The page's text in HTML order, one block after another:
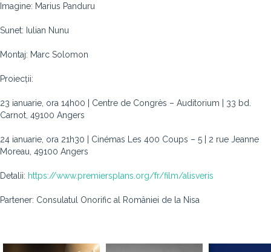
Imagine: Marius Panduru
Sunet: Iulian Nunu
Montaj: Marc Solomon
Proiecții:
23 ianuarie, ora 14h00 | Centre de Congrès – Auditorium | 33 bd.
Carnot, 49100 Angers
24 ianuarie, ora 21h30 | Cinémas Les 400 Coups – 5 | 2 rue Jeanne
Moreau, 49100 Angers
Detalii: https://www.premiersplans.org/fr/film/alisveris
Partener: Consulatul Onorific al României de la Nisa